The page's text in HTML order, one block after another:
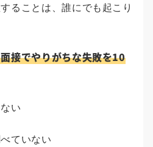
ることは、誰にでも起こり
接でやりがちな失敗を10
い
ていない